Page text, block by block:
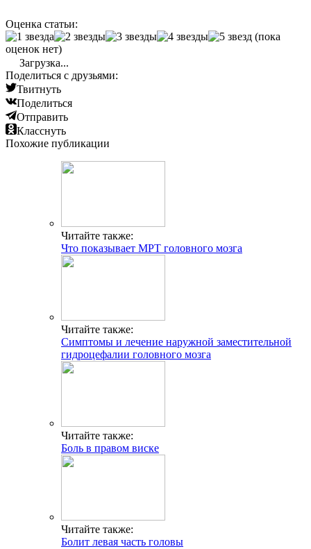
Оценка статьи:
(пока
оценок нет)
Загрузка...
Поделиться с друзьями:
Твитнуть
Поделиться
Отправить
Класснуть
Похожие публикации
Читайте также:
Что показывает МРТ головного мозга
Читайте также:
Симптомы и лечение наружной заместительной
гидроцефалии головного мозга
Читайте также:
Боль в правом виске
Читайте также:
Болит левая часть головы